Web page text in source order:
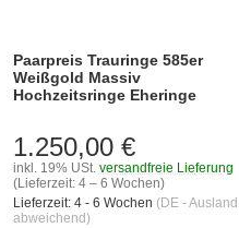
Paarpreis Trauringe 585er
Weißgold Massiv
Hochzeitsringe Eheringe
1.250,00 €
inkl. 19% USt. versandfreie Lieferung
(Lieferzeit: 4 – 6 Wochen)
Lieferzeit: 4 - 6 Wochen (DE - Ausland
abweichend)